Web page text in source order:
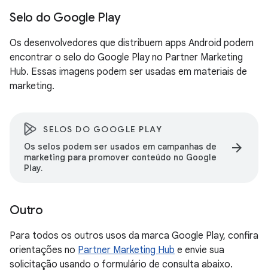
Selo do Google Play
Os desenvolvedores que distribuem apps Android podem
encontrar o selo do Google Play no Partner Marketing
Hub. Essas imagens podem ser usadas em materiais de
marketing.
SELOS DO GOOGLE PLAY
Os selos podem ser usados em campanhas de
marketing para promover conteúdo no Google
Play.
arrow_forward
Outro
Para todos os outros usos da marca Google Play, confira
orientações no Partner Marketing Hub e envie sua
solicitação usando o formulário de consulta abaixo.